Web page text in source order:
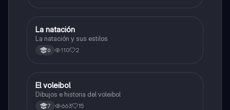
Educación Física
La natación
La natación y sus estilos
6 110 2
Educación Física
El voleibol
Dibujos e historia del voleibol
7 663 15